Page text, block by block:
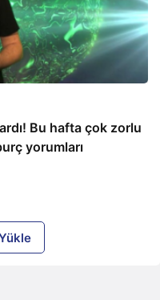
Bu hafta çok zorlu
yorumları